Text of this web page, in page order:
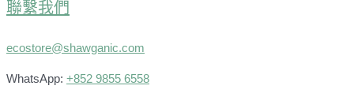
聯繫我們
ecostore@shawganic.com
WhatsApp: +852 9855 6558